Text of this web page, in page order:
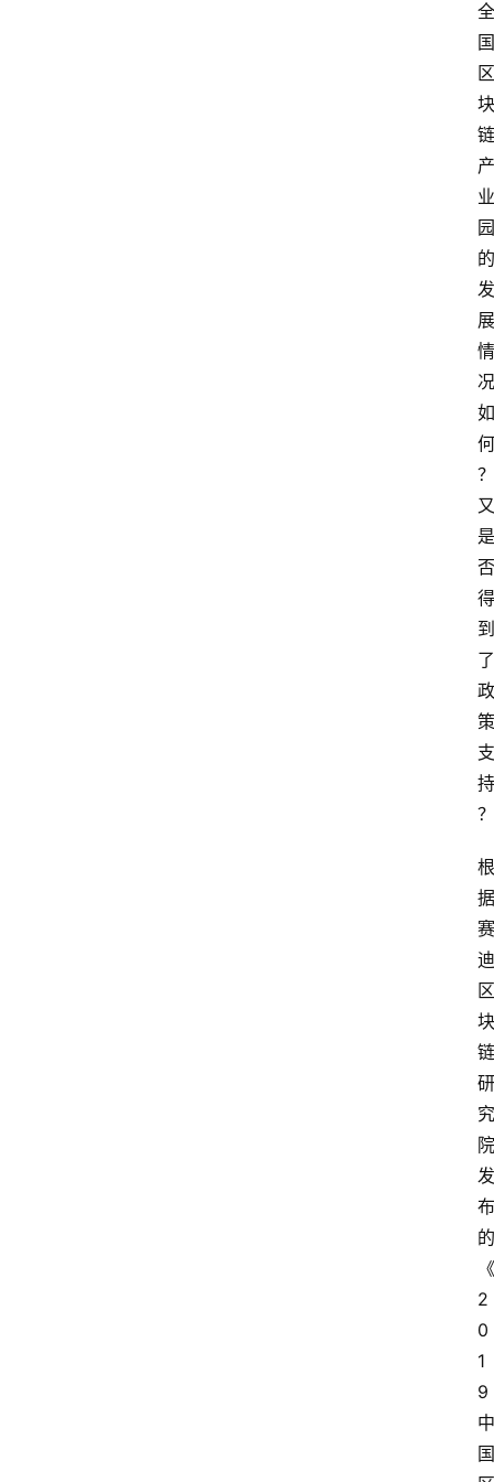
全
国
区
块
链
产
业
园
的
发
展
情
况
如
何
？
又
是
否
得
到
了
政
策
支
持
？
根
据
赛
迪
区
块
链
研
究
院
发
布
的
《
2
0
1
9
中
国